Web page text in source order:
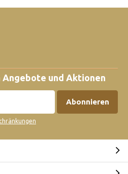
und Aktionen
Abonnieren